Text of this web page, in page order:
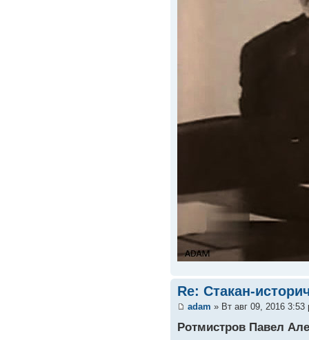
Re: Стакан-
adam » Вт авг 09, 2016 3:53
Ротмистров Павел